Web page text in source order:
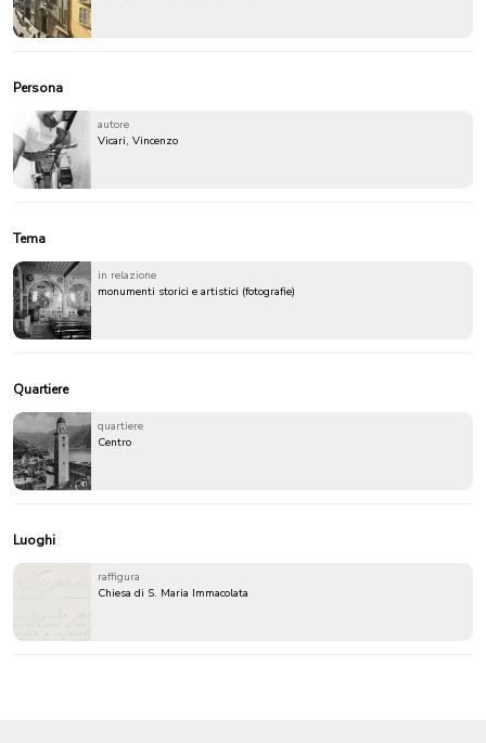
Persona
autore
Vicari, Vincenzo
Tema
in relazione
monumenti storici e artistici (fotografie)
Quartiere
quartiere
Centro
Luoghi
raffigura
Chiesa di S. Maria Immacolata